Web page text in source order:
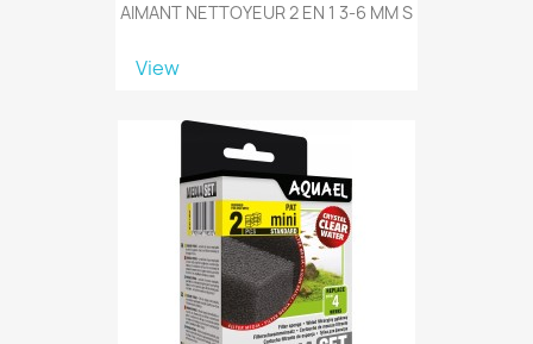
AIMANT NETTOYEUR 2 EN 1 3-6 MM S
View